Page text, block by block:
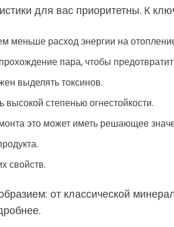
для вас приоритетны. К
меньше расход энергии на
пара, чтобы
выделять токсинов.
степенью огнестойкости.
это может иметь решающее
свойств.
от классической